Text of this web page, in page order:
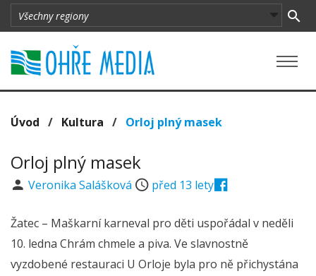
Úvod / Kultura / Orloj plný masek
Orloj plný masek
Veronika Salášková před 13 lety
Žatec – Maškarní karneval pro děti uspořádal v neděli
10. ledna Chrám chmele a piva. Ve slavnostně
vyzdobené restauraci U Orloje byla pro ně přichystána